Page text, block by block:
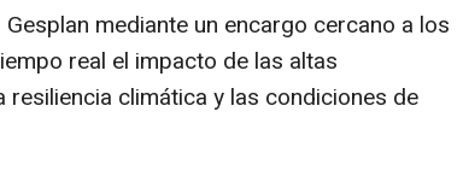
mediante un encargo cercano a los
real el impacto de las altas
climática y las condiciones de